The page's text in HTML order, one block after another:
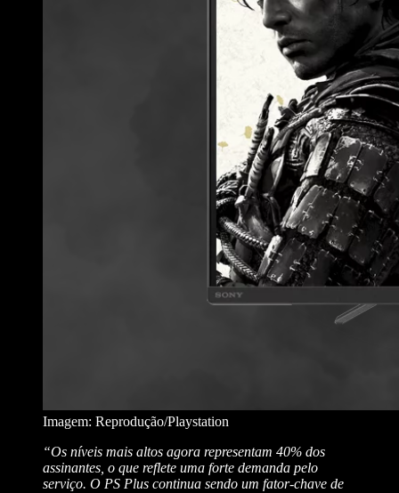
Imagem: Reprodução/Playstation
“Os níveis mais altos agora representam 40% dos
assinantes, o que reflete uma forte demanda pelo
serviço. O PS Plus continua sendo um fator-chave de